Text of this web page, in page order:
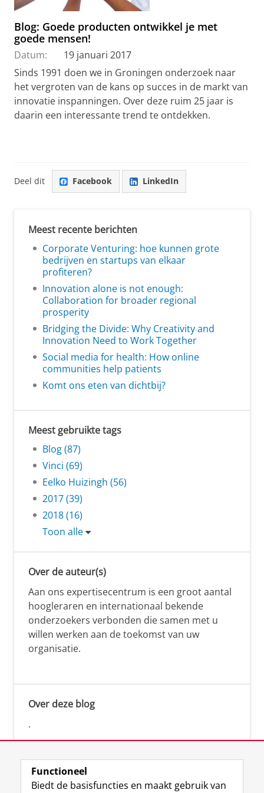
Blog: Goede producten ontwikkel je met
goede mensen!
Datum:
19 januari 2017
Sinds 1991 doen we in Groningen onderzoek naar
het vergroten van de kans op succes in de markt van
innovatie inspanningen. Over deze ruim 25 jaar is
daarin een interessante trend te ontdekken.
Deel dit Facebook LinkedIn
Meest recente berichten
Corporate Venturing: hoe kunnen grote
bedrijven en startups van elkaar
profiteren?
Innovation alone is not enough:
Collaboration for broader regional
prosperity
Bridging the Divide: Why Creativity and
Innovation Need to Work Together
Social media for health: How online
communities help patients
Komt ons eten van dichtbij?
Meest gebruikte tags
Blog (87)
Vinci (69)
Eelko Huizingh (56)
2017 (39)
2018 (16)
Toon alle
Over de auteur(s)
Aan ons expertisecentrum is een groot aantal
hoogleraren en internationaal bekende
onderzoekers verbonden die samen met u
willen werken aan de toekomst van uw
organisatie.
Over deze blog
.
Functioneel
Biedt de basisfuncties en maakt gebruik van